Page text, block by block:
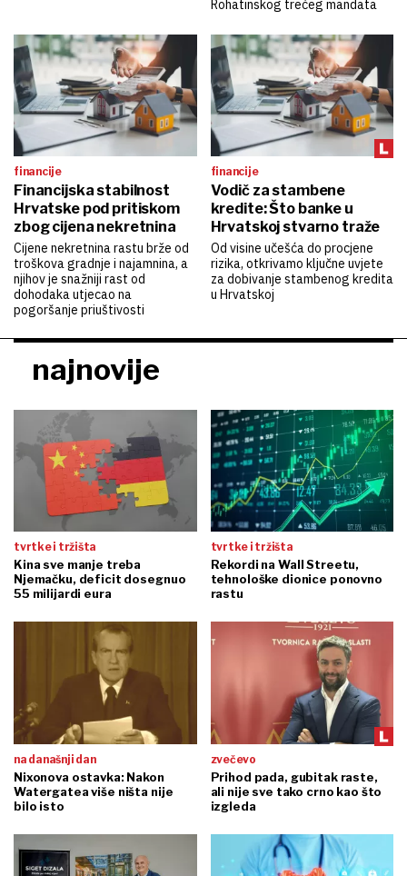
Rohatinskog trećeg mandata
financije
Financijska stabilnost
Hrvatske pod pritiskom
zbog cijena nekretnina
Cijene nekretnina rastu brže od
troškova gradnje i najamnina, a
njihov je snažniji rast od
dohodaka utjecao na
pogoršanje priuštivosti
financije
Vodič za stambene
kredite: Što banke u
Hrvatskoj stvarno traže
Od visine učešća do procjene
rizika, otkrivamo ključne uvjete
za dobivanje stambenog kredita
u Hrvatskoj
najnovije
tvrtke i tržišta
Kina sve manje treba
Njemačku, deficit dosegnuo
55 milijardi eura
tvrtke i tržišta
Rekordi na Wall Streetu,
tehnološke dionice ponovno
rastu
na današnji dan
Nixonova ostavka: Nakon
Watergatea više ništa nije
bilo isto
zvečevo
Prihod pada, gubitak raste,
ali nije sve tako crno kao što
izgleda